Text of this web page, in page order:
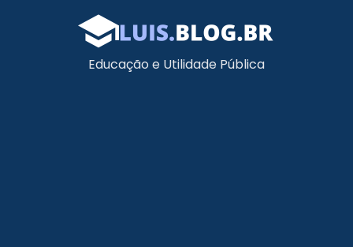
Educação e Utilidade Pública